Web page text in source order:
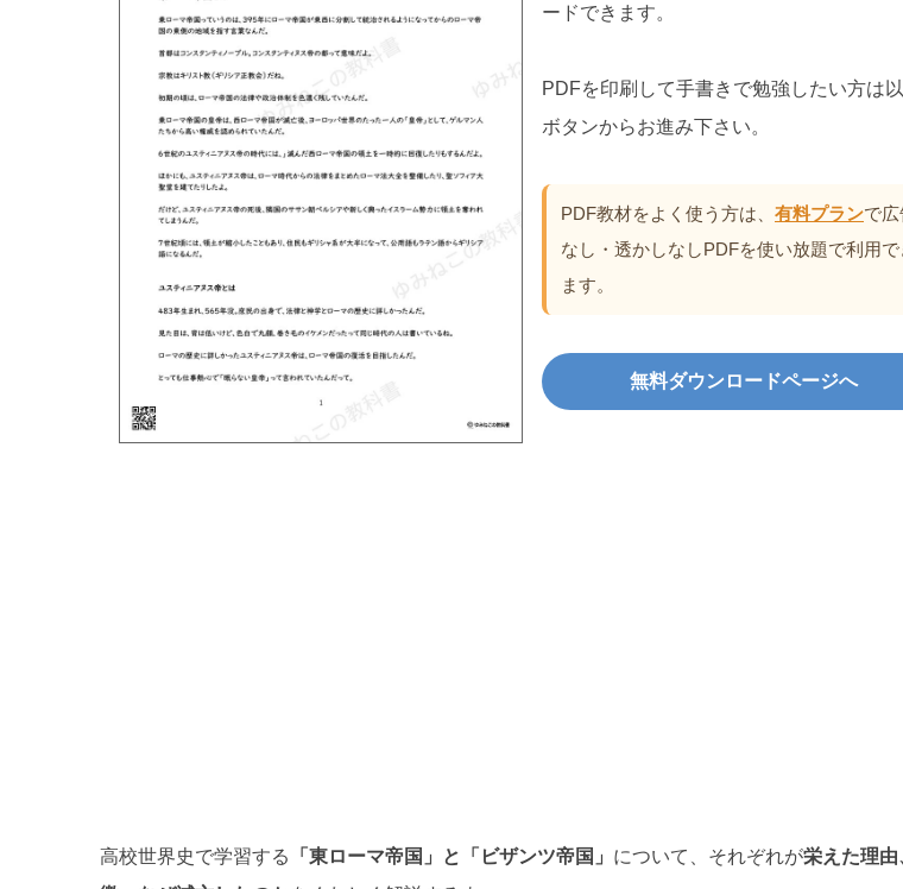
ードできます。
PDFを印刷して手書きで勉強したい方は
ボタンからお進み下さい。
PDF教材をよく使う方は、 有料プランで
なし・透かしなしPDFを使い放題で利用で
ます。
無料ダウンロードページへ
高校世界史で学習する 「東ローマ帝国」と「ビザンツ帝国」 について、それぞれが栄えた理由